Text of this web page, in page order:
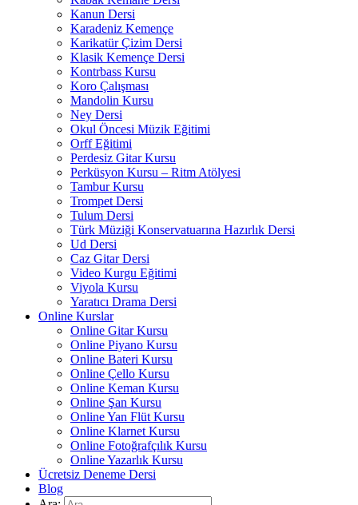
Kanun Dersi
Karadeniz Kemençe
Karikatür Çizim Dersi
Klasik Kemençe Dersi
Kontrbass Kursu
Koro Çalışması
Mandolin Kursu
Ney Dersi
Okul Öncesi Müzik Eğitimi
Orff Eğitimi
Perdesiz Gitar Kursu
Perküsyon Kursu – Ritm Atölyesi
Tambur Kursu
Trompet Dersi
Tulum Dersi
Türk Müziği Konservatuarına Hazırlık Dersi
Ud Dersi
Caz Gitar Dersi
Video Kurgu Eğitimi
Viyola Kursu
Yaratıcı Drama Dersi
Online Kurslar
Online Gitar Kursu
Online Piyano Kursu
Online Bateri Kursu
Online Çello Kursu
Online Keman Kursu
Online Şan Kursu
Online Yan Flüt Kursu
Online Klarnet Kursu
Online Fotoğrafçılık Kursu
Online Yazarlık Kursu
Ücretsiz Deneme Dersi
Blog